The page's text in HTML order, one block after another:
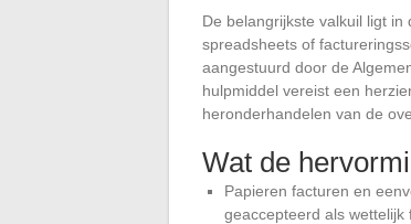
De belangrijkste valkuil ligt in
spreadsheets of
aangestuurd door de
hulpmiddel vereist een
heronderhandelen van de
Wat de
Papieren facturen en
geaccepteerd als wettelijk